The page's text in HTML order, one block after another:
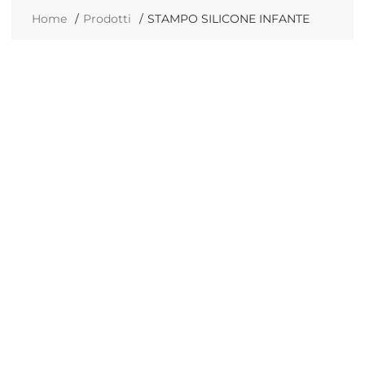
Home Prodotti STAMPO SILICONE INFANTE